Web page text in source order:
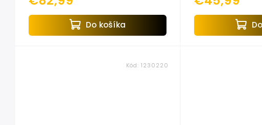
Do košíka
Kód:1230220